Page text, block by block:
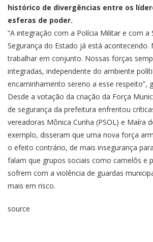
histórico de divergências entre os
esferas de poder.
“A integração com a Polícia Militar e com a
Segurança do Estado já está acontecendo.
trabalhar em conjunto. Nossas forças
integradas, independente do ambiente
encaminhamento sereno a esse respeito”,
Desde a votação da criação da Força
de segurança da prefeitura enfrentou
vereadoras Mônica Cunha (PSOL) e Maíra
exemplo, disseram que uma nova força
o efeito contrário, de mais insegurança
falam que grupos sociais como camelôs e
sofrem com a violência de guardas
mais em risco.
source